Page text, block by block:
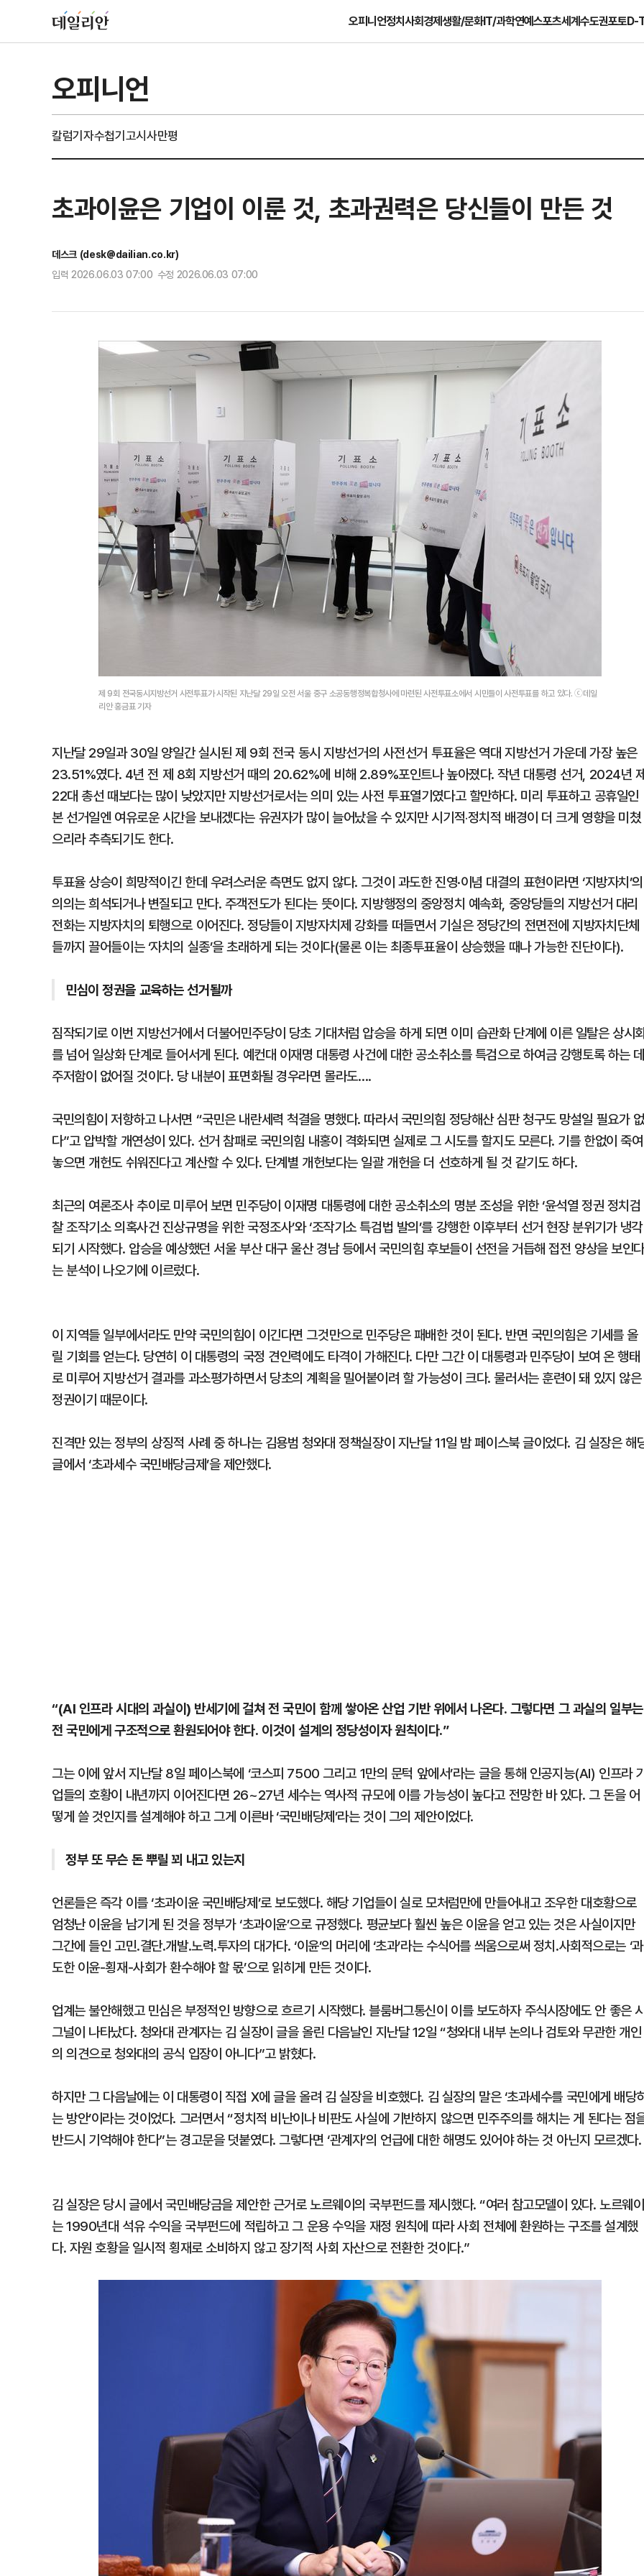
오피니언정치사회경제생활/문화IT/과학연예스포츠세계수도권포토D-
오피니언
칼럼기자수첩기고시사만평
초과이윤은 기업이 이룬 것, 초과권력은 당신들이 만든 것
데스크 (desk@dailian.co.kr)
입력 2026.06.03 07:00 수정 2026.06.03 07:00
제 9회 전국동시지방선거 사전투표가 시작된 지난달 29일 오전 서울 중구 소공동행정복합청사에 마련된 사전투표소에서 시민들이 사전투표를 하고 있다. ⓒ데일
리안 홍금표 기자
지난달 29일과 30일 양일간 실시된 제 9회 전국 동시 지방선거의 사전선거 투표율은 역대 지방선거 가운데 가장 높은
23.51%였다. 4년 전 제 8회 지방선거 때의 20.62%에 비해 2.89%포인트나 높아졌다. 작년 대통령 선거, 2024년
22대 총선 때보다는 많이 낮았지만 지방선거로서는 의미 있는 사전 투표열기였다고 할만하다. 미리 투표하고 공휴일인
본 선거일엔 여유로운 시간을 보내겠다는 유권자가 많이 늘어났을 수 있지만 시기적‧정치적 배경이 더 크게 영향을 미쳤
으리라 추측되기도 한다.
투표율 상승이 희망적이긴 한데 우려스러운 측면도 없지 않다. 그것이 과도한 진영·이념 대결의 표현이라면 ‘지방자치’의
의의는 희석되거나 변질되고 만다. 주객전도가 된다는 뜻이다. 지방행정의 중앙정치 예속화, 중앙당들의 지방선거 대리
전화는 지방자치의 퇴행으로 이어진다. 정당들이 지방자치제 강화를 떠들면서 기실은 정당간의 전면전에 지방자치단체
들까지 끌어들이는 ‘자치의 실종’을 초래하게 되는 것이다(물론 이는 최종투표율이 상승했을 때나 가능한 진단이다).
민심이 정권을 교육하는 선거될까
짐작되기로 이번 지방선거에서 더불어민주당이 당초 기대처럼 압승을 하게 되면 이미 습관화 단계에 이른 일탈은 상시
를 넘어 일상화 단계로 들어서게 된다. 예컨대 이재명 대통령 사건에 대한 공소취소를 특검으로 하여금 강행토록 하는
주저함이 없어질 것이다. 당 내분이 표면화될 경우라면 몰라도….
국민의힘이 저항하고 나서면 “국민은 내란세력 척결을 명했다. 따라서 국민의힘 정당해산 심판 청구도 망설일 필요가 없
다”고 압박할 개연성이 있다. 선거 참패로 국민의힘 내홍이 격화되면 실제로 그 시도를 할지도 모른다. 기를 한없이 죽여
놓으면 개헌도 쉬워진다고 계산할 수 있다. 단계별 개헌보다는 일괄 개헌을 더 선호하게 될 것 같기도 하다.
최근의 여론조사 추이로 미루어 보면 민주당이 이재명 대통령에 대한 공소취소의 명분 조성을 위한 ‘윤석열 정권 정치검
찰 조작기소 의혹사건 진상규명을 위한 국정조사’와 ‘조작기소 특검법 발의’를 강행한 이후부터 선거 현장 분위기가 냉각
되기 시작했다. 압승을 예상했던 서울 부산 대구 울산 경남 등에서 국민의힘 후보들이 선전을 거듭해 접전 양상을 보인
는 분석이 나오기에 이르렀다.
이 지역들 일부에서라도 만약 국민의힘이 이긴다면 그것만으로 민주당은 패배한 것이 된다. 반면 국민의힘은 기세를 올
릴 기회를 얻는다. 당연히 이 대통령의 국정 견인력에도 타격이 가해진다. 다만 그간 이 대통령과 민주당이 보여 온 행태
로 미루어 지방선거 결과를 과소평가하면서 당초의 계획을 밀어붙이려 할 가능성이 크다. 물러서는 훈련이 돼 있지 않은
정권이기 때문이다.
진격만 있는 정부의 상징적 사례 중 하나는 김용범 청와대 정책실장이 지난달 11일 밤 페이스북 글이었다. 김 실장은 해
글에서 ‘초과세수 국민배당금제’을 제안했다.
“(AI 인프라 시대의 과실이) 반세기에 걸쳐 전 국민이 함께 쌓아온 산업 기반 위에서 나온다. 그렇다면 그 과실의 일부는
전 국민에게 구조적으로 환원되어야 한다. 이것이 설계의 정당성이자 원칙이다.”
그는 이에 앞서 지난달 8일 페이스북에 ‘코스피 7500 그리고 1만의 문턱 앞에서’라는 글을 통해 인공지능(AI) 인프라
업들의 호황이 내년까지 이어진다면 26~27년 세수는 역사적 규모에 이를 가능성이 높다고 전망한 바 있다. 그 돈을 어
떻게 쓸 것인지를 설계해야 하고 그게 이른바 ‘국민배당제’라는 것이 그의 제안이었다.
정부 또 무슨 돈 뿌릴 꾀 내고 있는지
언론들은 즉각 이를 ‘초과이윤 국민배당제’로 보도했다. 해당 기업들이 실로 모처럼만에 만들어내고 조우한 대호황으로
엄청난 이윤을 남기게 된 것을 정부가 ‘초과이윤’으로 규정했다. 평균보다 훨씬 높은 이윤을 얻고 있는 것은 사실이지만
그간에 들인 고민․결단․개발․노력․투자의 대가다. ‘이윤’의 머리에 ‘초과’라는 수식어를 씌움으로써 정치․사회적으로는 ‘과
도한 이윤-횡재-사회가 환수해야 할 몫’으로 읽히게 만든 것이다.
업계는 불안해했고 민심은 부정적인 방향으로 흐르기 시작했다. 블룸버그통신이 이를 보도하자 주식시장에도 안 좋은
그널이 나타났다. 청와대 관계자는 김 실장이 글을 올린 다음날인 지난달 12일 “청와대 내부 논의나 검토와 무관한 개인
의 의견으로 청와대의 공식 입장이 아니다”고 밝혔다.
하지만 그 다음날에는 이 대통령이 직접 X에 글을 올려 김 실장을 비호했다. 김 실장의 말은 ‘초과세수를 국민에게 배당
는 방안’이라는 것이었다. 그러면서 “정치적 비난이나 비판도 사실에 기반하지 않으면 민주주의를 해치는 게 된다는 점
반드시 기억해야 한다”는 경고문을 덧붙였다. 그렇다면 ‘관계자’의 언급에 대한 해명도 있어야 하는 것 아닌지 모르겠다.
김 실장은 당시 글에서 국민배당금을 제안한 근거로 노르웨이의 국부펀드를 제시했다. “여러 참고모델이 있다. 노르웨이
는 1990년대 석유 수익을 국부펀드에 적립하고 그 운용 수익을 재정 원칙에 따라 사회 전체에 환원하는 구조를 설계했
다. 자원 호황을 일시적 횡재로 소비하지 않고 장기적 사회 자산으로 전환한 것이다.”
1
“다시 시청으로” 김선태에게
충주시장의 재치 있는 제안
개
2
어디?
"출근길에 우연히 복권 샀는
원 당첨자 사연은?
경찰, 드라마 '김부장' 제작사
자본시장법 위반 의혹
5